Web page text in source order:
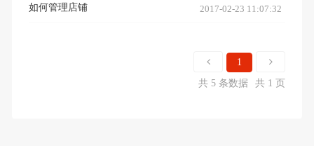
如何管理店铺 2017-02-23 11:07:32
1
共 5 条数据
共 1 页